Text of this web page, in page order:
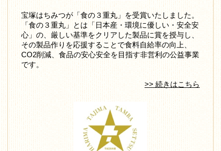
宝塚はちみつが「食の３重丸」を受賞いたしました。
「食の３重丸」とは「日本産・環境に優しい・安全安
心」の、厳しい基準をクリアした製品に賞を授与し、
その製品作りを応援することで食料自給率の向上、
CO2削減、食品の安心安全を目指す非営利の公益事業
です。
>> 続きはこちら